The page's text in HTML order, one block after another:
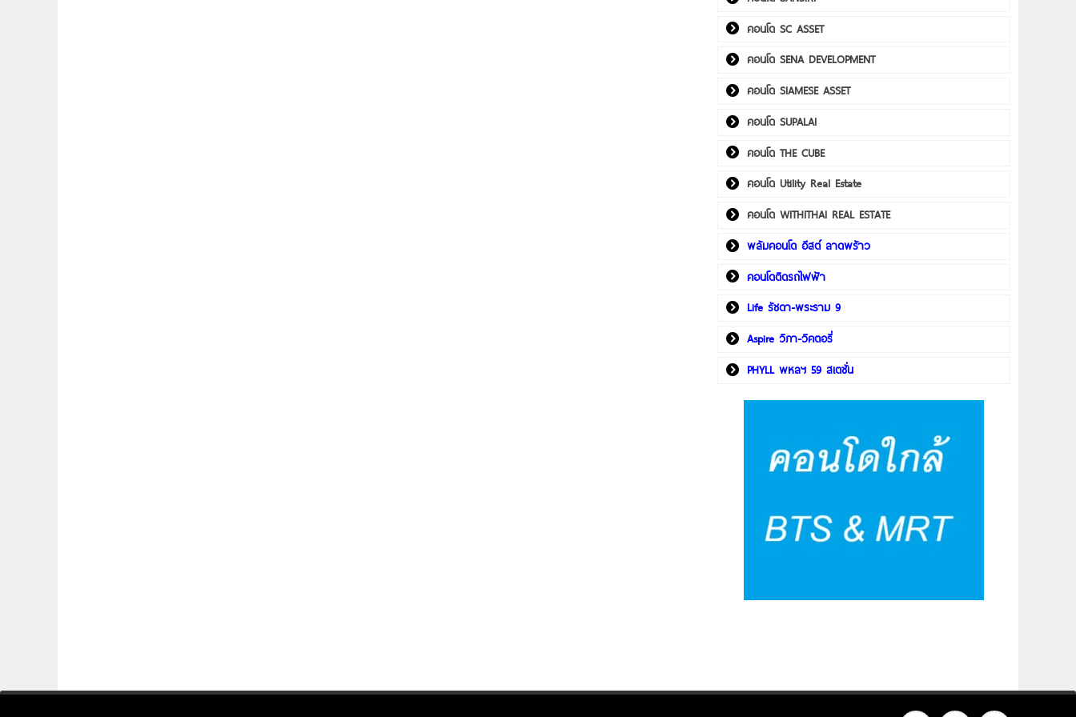
คอนโด SC ASSET
คอนโด SENA DEVELOPMENT
คอนโด SIAMESE ASSET
คอนโด SUPALAI
คอนโด THE CUBE
คอนโด Utility Real Estate
คอนโด WITHITHAI REAL ESTATE
พลัมคอนโด อีสต์ ลาดพร้าว
คอนโดติดรถไฟฟ้า
Life รัชดา-พระราม 9
Aspire วิภา-วิคตอรี่
PHYLL พหลฯ 59 สเตชั่น